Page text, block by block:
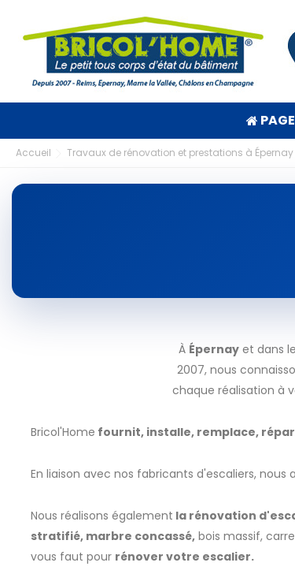
Accueil Travaux de rénovation et prestations à Épernay
À Épernayet dans
2007, nous
chaque réalisation à
Bricol'Home fournit, installe, remplace,
En liaison avec nos fabricants d'escaliers, nous
Nous réalisons également la rénovation
stratifié, marbre concassé, bois massif,
vous faut pour rénover votre escalier.